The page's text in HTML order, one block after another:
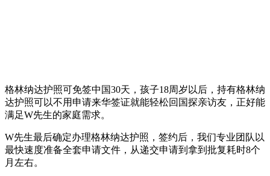
格林纳达护照可免签中国30天，孩子18周岁以后，持有格林纳
达护照可以不用申请来华签证就能轻松回国探亲访友，正好能
满足W先生的家庭需求。
W先生最后确定办理格林纳达护照，签约后，我们专业团队以
最快速度准备全套申请文件，从递交申请到拿到批复耗时8个
月左右。